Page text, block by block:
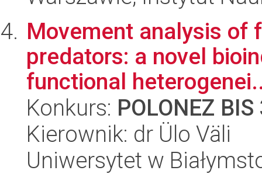
Movement analysis of
predators: a novel
functional
Konkurs: POLONEZ BIS
Kierownik: dr Ülo Väli
Uniwersytet w